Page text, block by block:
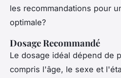
les recommandations pour
optimale?
Dosage Recommandé
Le dosage idéal dépend de
compris l'âge, le sexe et